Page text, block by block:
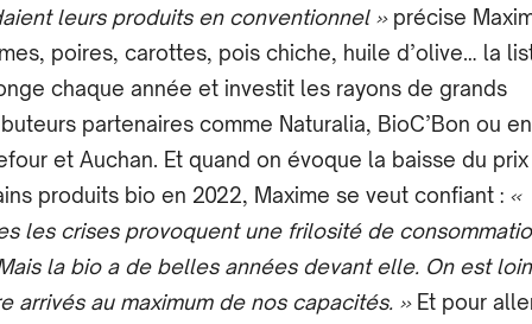
leurs produits en conventionnel »précise
poires, carottes, pois chiche, huile d’olive… la
chaque année et investit les rayons de grands
partenaires comme Naturalia, BioC’Bon ou
et Auchan. Et quand on évoque la baisse du
produits bio en 2022, Maxime se veut confiant : «
les crises provoquent une frilosité de
la bio a de belles années devant elle. On est loin
arrivés au maximum de nos capacités. »Et pour